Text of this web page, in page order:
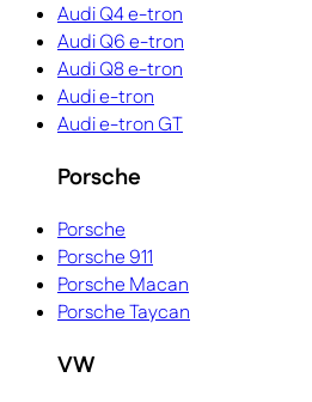
Audi Q4 e-tron
Audi Q6 e-tron
Audi Q8 e-tron
Audi e-tron
Audi e-tron GT
Porsche
Porsche
Porsche 911
Porsche Macan
Porsche Taycan
VW